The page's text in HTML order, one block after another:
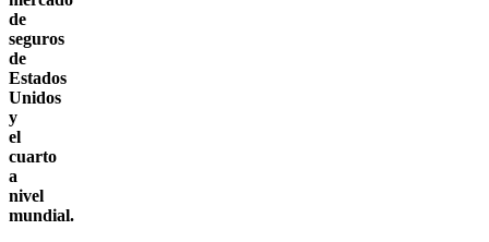
de
seguros
de
Estados
Unidos
y
el
cuarto
a
nivel
mundial.